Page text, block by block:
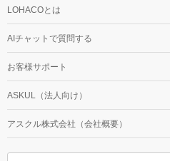
LOHACOとは
AIチャットで質問する
お客様サポート
ASKUL（法人向け）
アスクル株式会社（会社概要）